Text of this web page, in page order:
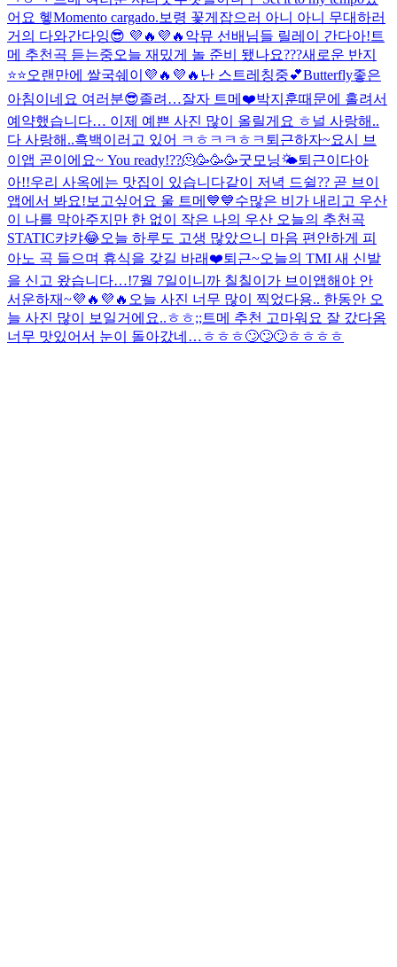
어요 헿Momento cargado. 보령 꽃게잡으러 아니 아니 무대하러
거의 다와간다잉😎 💜🔥💜🔥 악뮤 선배님들 릴레이 간다아! 트
메 추천곡 듣는중오늘 재밌게 놀 준비 됐나요???새로운 반지
⭐️⭐️오랜만에 쌀국쉐이💜🔥💜🔥 난 스트레칭중💕Butterfly좋은
아침이네요 여러분😎졸려…잘자 트메❤️박지훈때문에 홀려서
예약했습니다… 이제 예쁜 사진 많이 올릴게요 ㅎ 널 사랑해..
다 사랑해..흑백이러고 있어 ㅋㅎㅋㅋㅎㅋ 퇴근하자~요시 브
이앱 곧이에요~ You ready!??🫠🥳🥳🥳굿모닝🌤퇴근이다아
아!!우리 사옥에는 맛집이 있습니다같이 저녁 드쉴?? 곧 브이
앱에서 봐요! 보고싶어요 울 트메💙💙수많은 비가 내리고 우산
이 나를 막아주지만 한 없이 작은 나의 우산 오늘의 추천곡
STATIC캬캬😂오늘 하루도 고생 많았으니 마음 편안하게 피
아노 곡 들으며 휴식을 갖길 바래❤️퇴근~오늘의 TMI 새 신발
을 신고 왔습니다…!7월 7일이니까 칠칠이가 브이앱해야 안
서운하재~💜🔥💜🔥 오늘 사진 너무 많이 찍었다용.. 한동안 오
늘 사진 많이 보일거에요..ㅎㅎ;; 트메 추천 고마워요 잘 갔다옴
너무 맛있어서 눈이 돌아갔네…ㅎㅎㅎ🙄🙄🙄ㅎㅎㅎㅎ